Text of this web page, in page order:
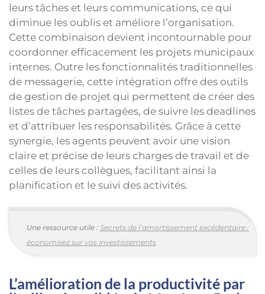
leurs tâches et leurs communications, ce qui
diminue les oublis et améliore l’organisation.
Cette combinaison devient incontournable pour
coordonner efficacement les projets municipaux
internes. Outre les fonctionnalités traditionnelles
de messagerie, cette intégration offre des outils
de gestion de projet qui permettent de créer des
listes de tâches partagées, de suivre les deadlines
et d’attribuer les responsabilités. Grâce à cette
synergie, les agents peuvent avoir une vision
claire et précise de leurs charges de travail et de
celles de leurs collègues, facilitant ainsi la
planification et le suivi des activités.
Une ressource utile : Secrets de l’amortissement excédentaire :
économisez sur vos investissements
L’amélioration de la productivité par